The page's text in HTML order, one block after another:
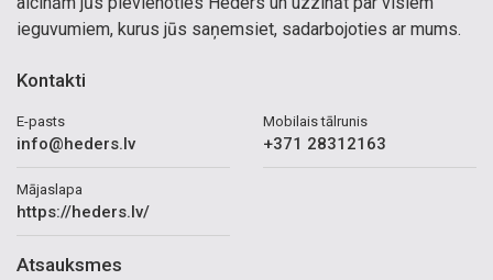
ieguvumiem, kurus jūs saņemsiet, sadarbojoties ar mums.
Kontakti
E-pasts
info@heders.lv
Mājaslapa
https://heders.lv/
Mobilais tālrunis
+371 28312163
Atsauksmes